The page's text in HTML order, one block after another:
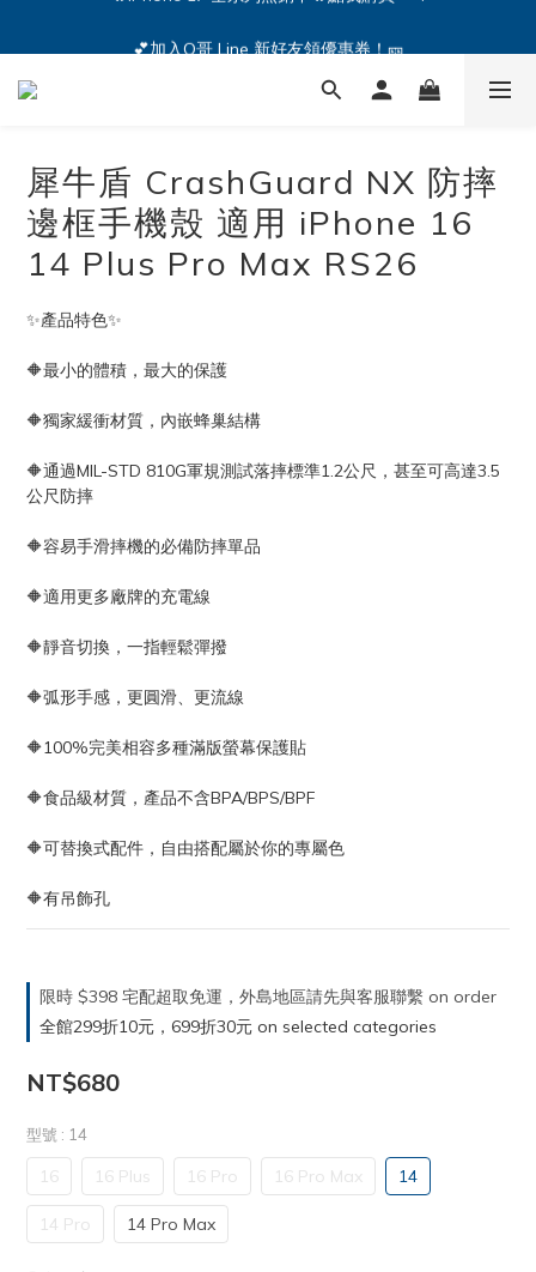
🔥iPhone 17 全系列熱銷中🔥點我購買 — !
犀牛盾 CrashGuard NX 防摔
邊框手機殼 適用 iPhone 16
14 Plus Pro Max RS26
✨產品特色✨
🔶最小的體積，最大的保護
🔶獨家緩衝材質，內嵌蜂巢結構
🔶通過MIL-STD 810G軍規測試落摔標準1.2公尺，甚至可高達3.5
公尺防摔
🔶容易手滑摔機的必備防摔單品
🔶適用更多廠牌的充電線
🔶靜音切換，一指輕鬆彈撥
🔶弧形手感，更圓滑、更流線
🔶100%完美相容多種滿版螢幕保護貼
🔶食品級材質，產品不含BPA/BPS/BPF
🔶可替換式配件，自由搭配屬於你的專屬色
🔶有吊飾孔
限時 $398 宅配超取免運，外島地區請先與客服聯繫 on order
全館299折10元，699折30元 on selected categories
NT$680
型號 : 14
16 16 Plus 16 Pro 16 Pro Max 14
14 Pro 14 Pro Max